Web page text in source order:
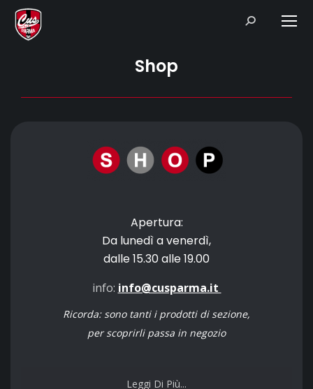
Search:
Shop
Apertura:
Da lunedì a venerdì,
dalle 15.30 alle 19.00
info: info@cusparma.it
Ricorda: sono tanti i prodotti di sezione,
per scoprirli passa in negozio
Leggi Di Più...